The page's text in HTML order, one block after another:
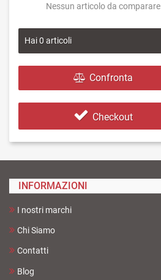
Nessun articolo da comparare
Hai0 articoli
Confronta
Checkout
INFORMAZIONI
I nostri marchi
Chi Siamo
Contatti
Blog